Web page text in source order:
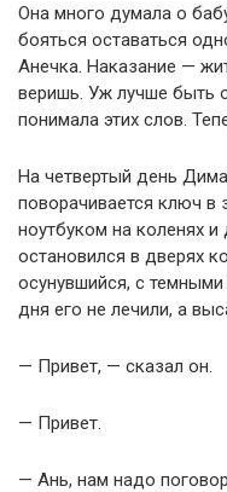
Она много думала о
бояться оставаться
Анечка. Наказание —
веришь. Уж лучше быть
понимала этих слов.
На четвертый день
поворачивается ключ в
ноутбуком на коленях
остановился в дверях
осунувшийся, с темными
дня его не лечили, а
— Привет, — сказал он.
— Привет.
— Ань, нам надо